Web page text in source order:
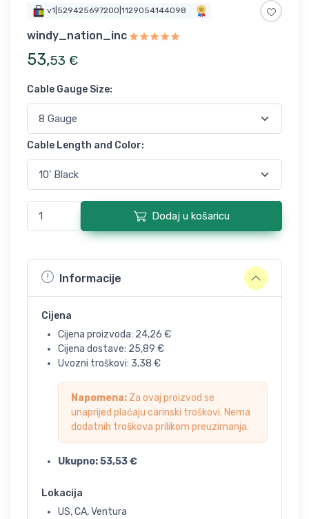
v1|529425697200|1129054144098
windy_nation_inc
53,53 €
Cable Gauge Size:
Cable Length and Color:
Dodaj u košaricu
Informacije
Cijena
Cijena proizvoda: 24,26 €
Cijena dostave: 25,89 €
Uvozni troškovi: 3,38 €
Napomena: Za ovaj proizvod se
unaprijed plaćaju carinski troškovi. Nema
dodatnih troškova prilikom preuzimanja.
Ukupno:53,53€
Lokacija
US, CA, Ventura